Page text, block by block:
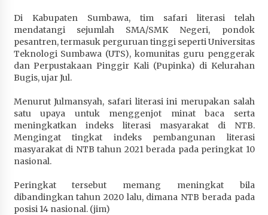
Di Kabupaten Sumbawa, tim safari literasi telah
mendatangi sejumlah SMA/SMK Negeri, pondok
pesantren, termasuk perguruan tinggi seperti Universitas
Teknologi Sumbawa (UTS), komunitas guru penggerak
dan Perpustakaan Pinggir Kali (Pupinka) di Kelurahan
Bugis, ujar Jul.
Menurut Julmansyah, safari literasi ini merupakan salah
satu upaya untuk menggenjot minat baca serta
meningkatkan indeks literasi masyarakat di NTB.
Mengingat tingkat indeks pembangunan literasi
masyarakat di NTB tahun 2021 berada pada peringkat 10
nasional.
Peringkat tersebut memang meningkat bila
dibandingkan tahun 2020 lalu, dimana NTB berada pada
posisi 14 nasional. (jim)